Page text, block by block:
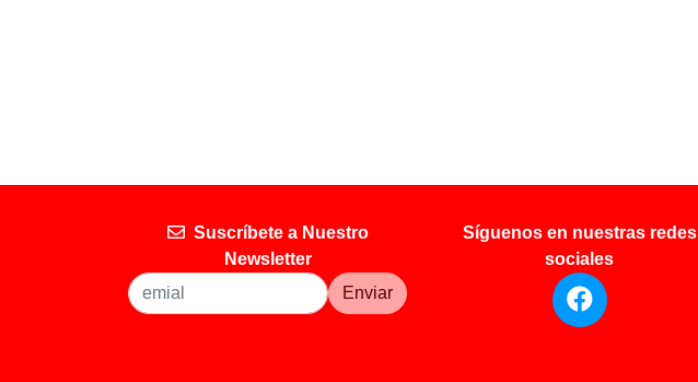
Suscríbete a Nuestro
Newsletter
Enviar
Síguenos en nuestras redes
sociales